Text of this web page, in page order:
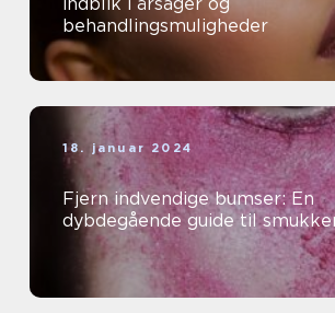
behandlingsmuligheder
18. januar 2024
Fjern indvendige bumser: En
dybdegående guide til